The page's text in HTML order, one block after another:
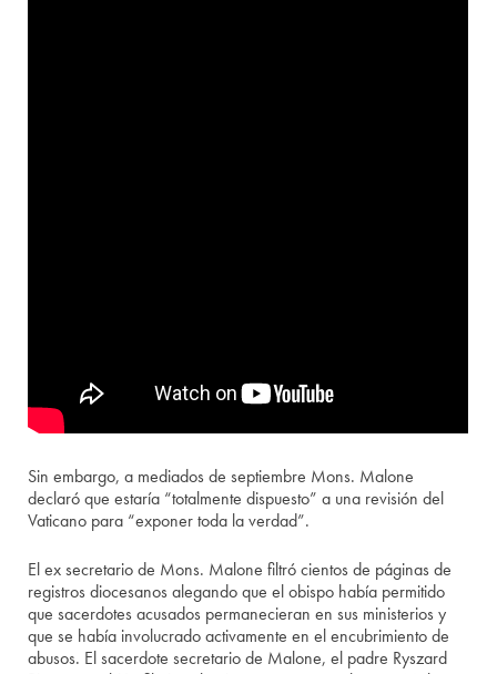
Sin embargo, a mediados de septiembre Mons. Malone
declaró que estaría “totalmente dispuesto” a una revisión del
Vaticano para “exponer toda la verdad”.
El ex secretario de Mons. Malone filtró cientos de páginas de
registros diocesanos alegando que el obispo había permitido
que sacerdotes acusados permanecieran en sus ministerios y
que se había involucrado activamente en el encubrimiento de
abusos. El sacerdote secretario de Malone, el padre Ryszard